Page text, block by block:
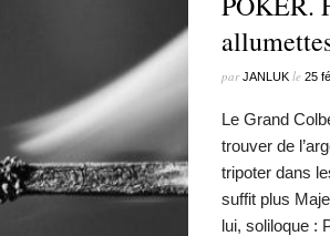
parJANLUK le 25
Le Grand
trouver de
tripoter dans
suffit plus
lui, soliloque :